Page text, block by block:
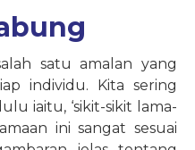
satu amalan yang
individu. Kita sering
iaitu, ‘sikit-sikit lama-
ini sangat sesuai